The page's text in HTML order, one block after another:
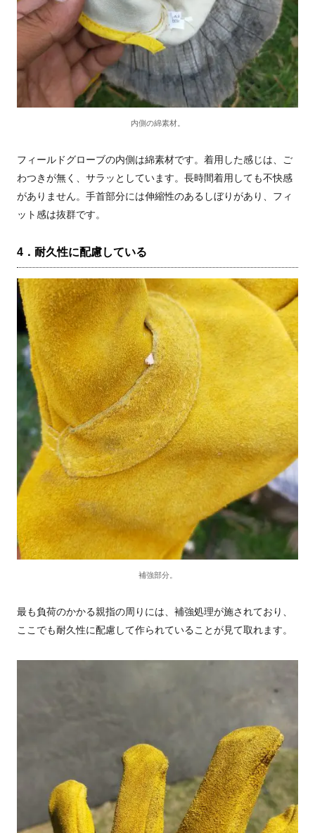
内側の綿素材。
フィールドグローブの内側は綿素材です。着用した感じは、ご
わつきが無く、サラッとしています。長時間着用しても不快感
がありません。手首部分には伸縮性のあるしぼりがあり、フィ
ット感は抜群です。
4．耐久性に配慮している
補強部分。
最も負荷のかかる親指の周りには、補強処理が施されており、
ここでも耐久性に配慮して作られていることが見て取れます。